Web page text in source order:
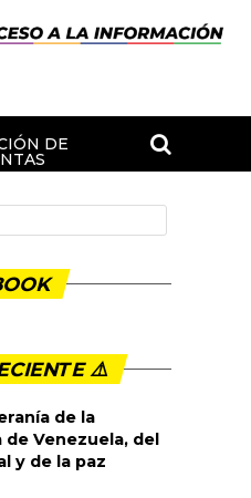
DE
⚠️️
de la
de Venezuela, del
y de la paz